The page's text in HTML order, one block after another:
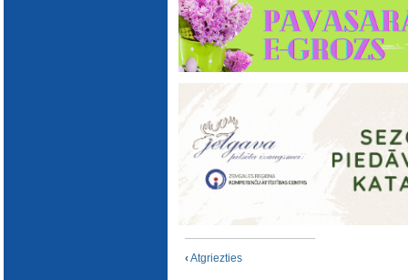
‹Atgriezties